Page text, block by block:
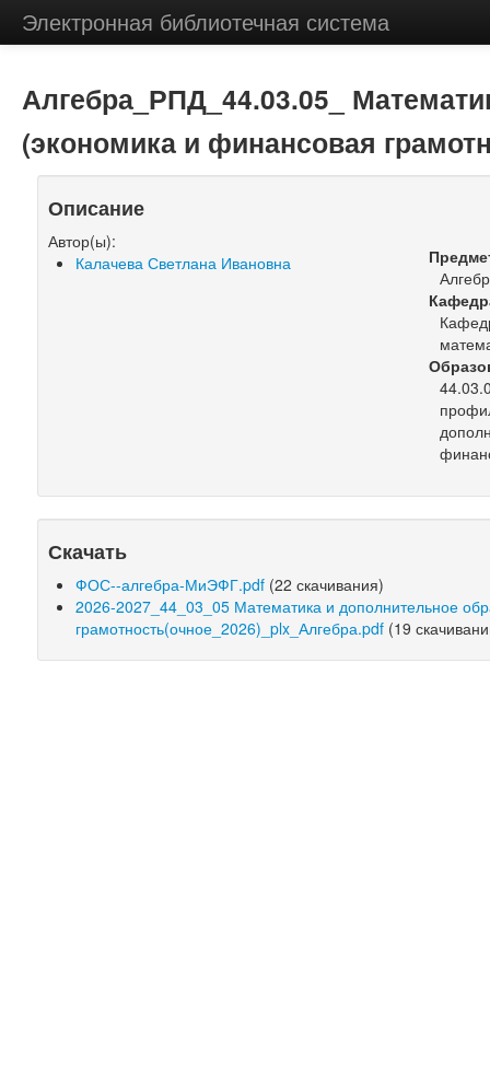
Электронная библиотечная система
Алгебра_РПД_44.03.05_
(экономика и финансовая
Описание
Автор(ы):
Калачева Светлана Ивановна
Скачать
ФОС--алгебра-МиЭФГ.pdf (22 скачивания)
2026-2027_44_03_05 Математика и дополнительное
грамотность(очное_2026)_plx_Алгебра.pdf (19